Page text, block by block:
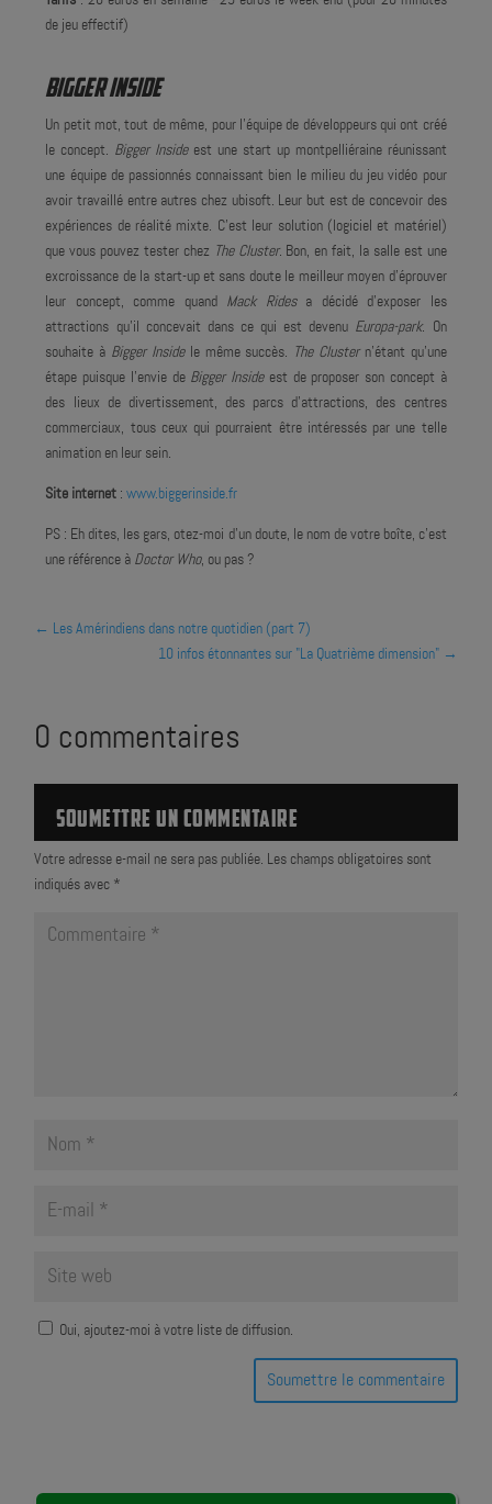
de jeu effectif)
BIGGER INSIDE
Un petit mot, tout de même, pour l'équipe de développeurs qui ont créé
le concept. Bigger Insideest une start up montpelliéraine réunissant
une équipe de passionnés connaissant bien le milieu du jeu vidéo pour
avoir travaillé entre autres chez ubisoft. Leur but est de concevoir des
expériences de réalité mixte. C'est leur solution (logiciel et matériel)
que vous pouvez tester chez The Cluster. Bon, en fait, la salle est une
excroissance de la start-up et sans doute le meilleur moyen d'éprouver
leur concept, comme quand Mack Ridesa décidé d'exposer les
attractions qu'il concevait dans ce qui est devenu Europa-park. On
souhaite à Bigger Insidele même succès. The Clustern'étant qu'une
étape puisque l'envie de Bigger Insideest de proposer son concept à
des lieux de divertissement, des parcs d'attractions, des centres
commerciaux, tous ceux qui pourraient être intéressés par une telle
animation en leur sein.
Site internet :www.biggerinside.fr
PS : Eh dites, les gars, otez-moi d'un doute, le nom de votre boîte, c'est
une référence à Doctor Who, ou pas ?
← Les Amérindiens dans notre quotidien (part 7)
10 infos étonnantes sur "La Quatrième dimension"→
0 commentaires
SOUMETTRE UN COMMENTAIRE
Votre adresse e-mail ne sera pas publiée. Les champs obligatoires sont
indiqués avec *
Oui, ajoutez-moi à votre liste de diffusion.
Soumettre le commentaire